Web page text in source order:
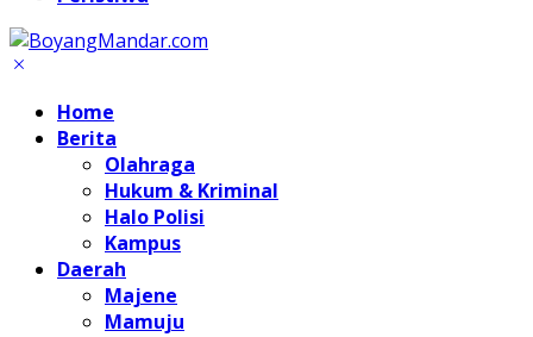
Home
Berita
Olahraga
Hukum & Kriminal
Halo Polisi
Kampus
Daerah
Majene
Mamuju